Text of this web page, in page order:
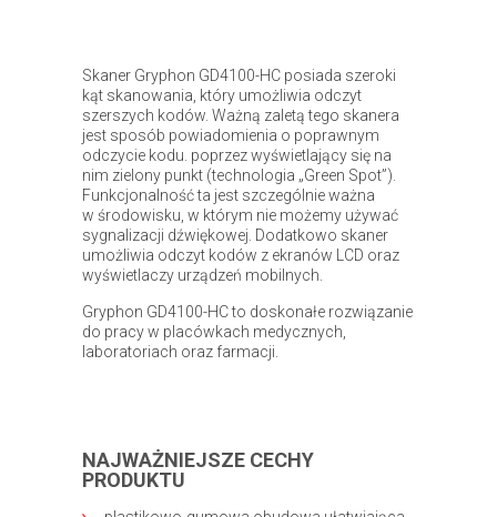
Skaner Gryphon GD4100-HC posiada szeroki
kąt skanowania, który umożliwia odczyt
szerszych kodów. Ważną zaletą tego skanera
jest sposób powiadomienia o poprawnym
odczycie kodu. poprzez wyświetlający się na
nim zielony punkt (technologia „Green Spot”).
Funkcjonalność ta jest szczególnie ważna
w środowisku, w którym nie możemy używać
sygnalizacji dźwiękowej. Dodatkowo skaner
umożliwia odczyt kodów z ekranów LCD oraz
wyświetlaczy urządzeń mobilnych.
Gryphon GD4100-HC to doskonałe rozwiązanie
do pracy w placówkach medycznych,
laboratoriach oraz farmacji.
NAJWAŻNIEJSZE CECHY
PRODUKTU